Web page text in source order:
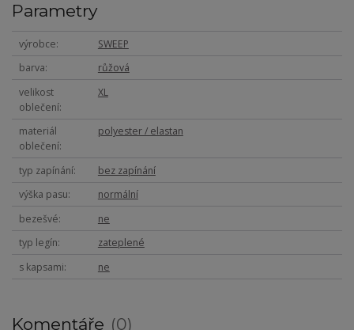
Parametry
výrobce
SWEEP
barva
růžová
velikost
oblečení
XL
materiál
oblečení
polyester / elastan
typ zapínání
bez zapínání
výška pasu
normální
bezešvé
ne
typ legín
zateplené
s kapsami
ne
Komentáře 0